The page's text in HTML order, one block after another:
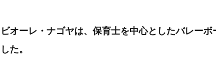
ビオーレ・ナゴヤは、保育士を中心としたバレー
した。